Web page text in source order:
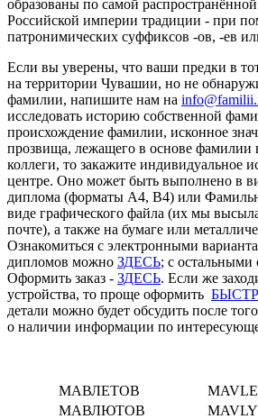
образованы по самой
Российской империи традиции - при
патронимических суффиксов -ов, -ев
Если вы уверены, что ваши предки в
на территории Чувашии, но не
фамилии, напишите нам на
исследовать историю собственной
происхождение фамилии, исконное
прозвища, лежащего в основе фамилии
коллеги, то закажите индивидуальное
центре. Оно может быть выполнено в
диплома (форматы А4, В4) или
виде графического файла (их мы
почте), а также на бумаге или
Ознакомиться с электронными
дипломов можно ЗДЕСЬ; с остальными
Оформить заказ - ЗДЕСЬ. Если же
устройства, то проще оформить
детали можно будет обсудить после
о наличии информации по
МАВЛЕТОВ
МАВЛЮТОВ